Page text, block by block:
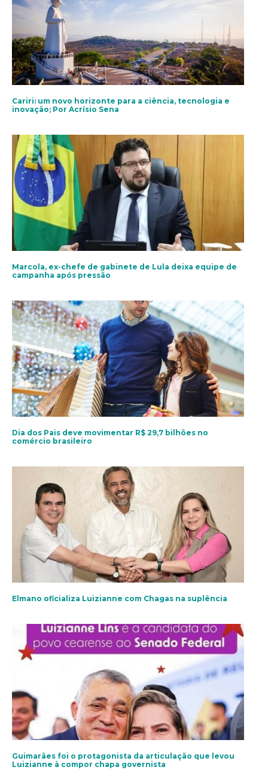
Cariri: um novo horizonte para a ciência, tecnologia e
inovação; Por Acrísio Sena
Marcola, ex-chefe de gabinete de Lula deixa equipe de
campanha após pressão
Dia dos Pais deve movimentar R$ 29,7 bilhões no
comércio brasileiro
Elmano oficializa Luizianne com Chagas na suplência
Guimarães foi o protagonista da articulação que levou
Luizianne à compor chapa governista